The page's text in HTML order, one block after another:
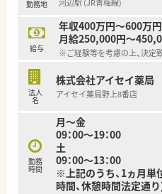
■従業員の働きやすさを第
の取得を会社全体で奨励して
勤務地 河辺駅 (JR青梅線)
給与
年収400万円～600万円
月給250,000円～
※ご経験等を考慮の上、決定
法人
名
株式会社アイセイ薬局
アイセイ薬局野上8番店
勤務
時間
月～金
09：00～19：00
土
09：00～13：00
※上記のうち、1ヵ月単
時間、休憩時間法定通